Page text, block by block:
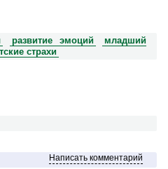
развитие эмоций
младший
страхи
Написать комментарий